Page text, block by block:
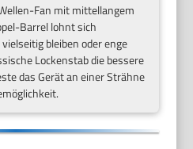
Fan mit mittellangem
Barrel lohnt sich
bleiben oder enge
Lockenstab die bessere
das Gerät an einer Strähne